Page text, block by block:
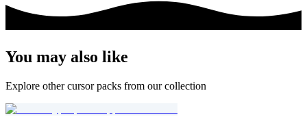
You may also like
Explore other cursor packs from our collection